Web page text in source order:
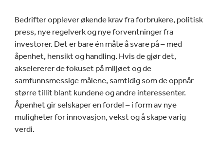
Bedrifter opplever økende krav fra forbrukere, politisk
press, nye regelverk og nye forventninger fra
investorer. Det er bare én måte å svare på – med
åpenhet, hensikt og handling. Hvis de gjør det,
akselererer de fokuset på miljøet og de
samfunnsmessige målene, samtidig som de oppnår
større tillit blant kundene og andre interessenter.
Åpenhet gir selskaper en fordel – i form av nye
muligheter for innovasjon, vekst og å skape varig
verdi.